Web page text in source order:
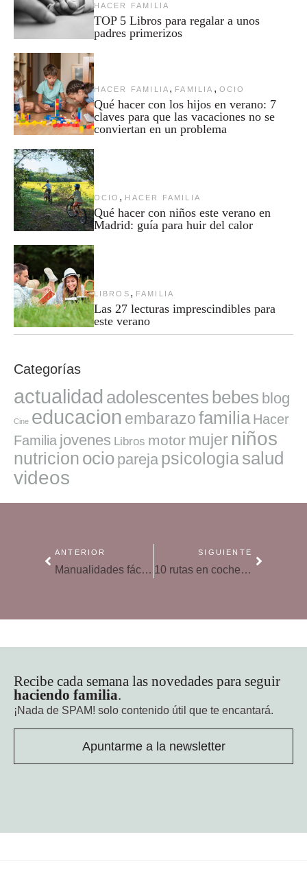
HACER FAMILIA
TOP 5 Libros para regalar a unos
padres primerizos
HACER FAMILIA , FAMILIA , OCIO
Qué hacer con los hijos en verano: 7
claves para que las vacaciones no se
conviertan en un problema
OCIO , HACER FAMILIA
Qué hacer con niños este verano en
Madrid: guía para huir del calor
LIBROS , FAMILIA
Las 27 lecturas imprescindibles para
este verano
Categorías
actualidad adolescentes bebes blog
Cine educacion embarazofamilia Hacer
Familia jovenes Libros motor mujer niños
nutricion ocio pareja psicologiasalud
videos
ANTERIOR
Manualidades fáciles para niños en Semana Santa
SIGUIENTE
10 rutas en coche para disfrutar en familia este verano
Recibe cada semana las novedades para seguir
haciendo familia.
¡Nada de SPAM! solo contenido útil que te encantará.
Apuntarme a la newsletter